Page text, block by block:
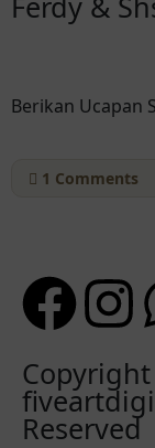
Berikan Ucapan
1 Comments
Reserved